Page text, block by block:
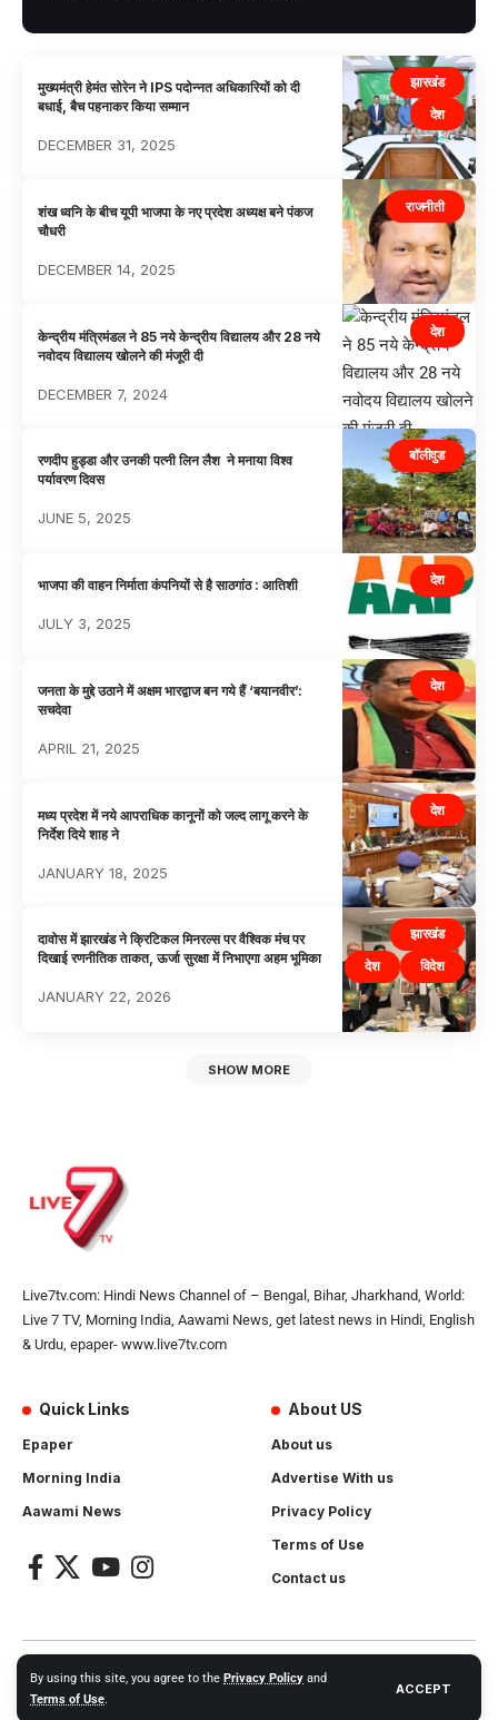
By using this site, you agree to the Privacy Policy and
Terms of Use.
ACCEPT
झारखंड
देश
मुख्यमंत्री हेमंत सोरेन ने IPS पदोन्नत अधिकारियों को दी
बधाई, बैच पहनाकर किया सम्मान
DECEMBER 31, 2025
राजनीती
शंख ध्वनि के बीच यूपी भाजपा के नए प्रदेश अध्यक्ष बने पंकज
चौधरी
DECEMBER 14, 2025
देश
केन्द्रीय मंत्रिमंडल ने 85 नये केन्द्रीय विद्यालय और 28 नये
नवोदय विद्यालय खोलने की मंजूरी दी
DECEMBER 7, 2024
बॉलीवुड
रणदीप हुड्डा और उनकी पत्नी लिन लैश ने मनाया विश्व
पर्यावरण दिवस
JUNE 5, 2025
देश
भाजपा की वाहन निर्माता कंपनियों से है साठगांठ : आतिशी
JULY 3, 2025
देश
जनता के मुद्दे उठाने में अक्षम भारद्वाज बन गये हैं ‘बयानवीर’:
सचदेवा
APRIL 21, 2025
देश
मध्य प्रदेश में नये आपराधिक कानूनों को जल्द लागू करने के
निर्देश दिये शाह ने
JANUARY 18, 2025
झारखंड
देश
विदेश
दावोस में झारखंड ने क्रिटिकल मिनरल्स पर वैश्विक मंच पर
दिखाई रणनीतिक ताकत, ऊर्जा सुरक्षा में निभाएगा अहम भूमिका
JANUARY 22, 2026
SHOW MORE
Live7tv.com: Hindi News Channel of – Bengal, Bihar, Jharkhand, World:
Live 7 TV, Morning India, Aawami News, get latest news in Hindi, English
& Urdu, epaper- www.live7tv.com
Quick Links
Epaper
Morning India
Aawami News
About US
About us
Advertise With us
Privacy Policy
Terms of Use
Contact us
2024- All Rights Reserved.Live 7 tv. Website Created by and